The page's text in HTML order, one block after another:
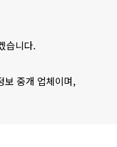
습니다.
보 중개 업체이며,